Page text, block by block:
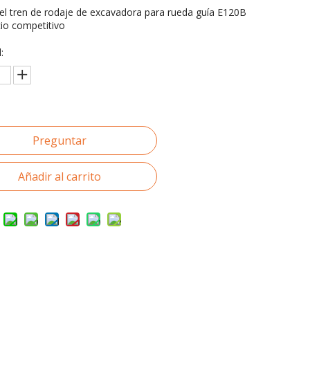
tren de rodaje de excavadora para rueda guía E120B
competitivo
Preguntar
Añadir al carrito